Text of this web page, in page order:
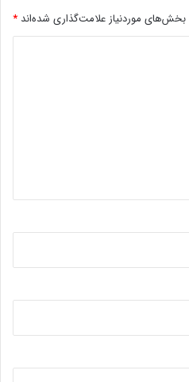
بخش‌های موردنیاز علامت‌گذاری شده‌اند *